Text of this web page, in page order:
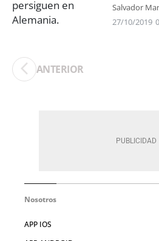
Salvador
27/10/2019
ANTERIOR
Nosotros
APP IOS